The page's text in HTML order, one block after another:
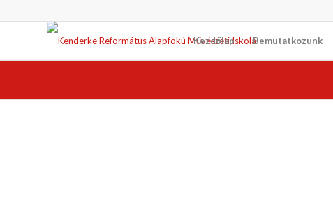
Kezdőlap Bemutatkozunk